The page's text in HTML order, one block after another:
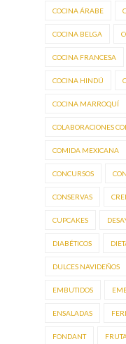
COCINA ÁRABE
COCINA BELGA
COCINA FRANCESA
COCINA HINDÚ
COCINA MARROQUÍ
COLABORACIONES
COMIDA MEXICANA
CONCURSOS
CONSERVAS
CUPCAKES
DIABÉTICOS
DULCES NAVIDEÑOS
EMBUTIDOS
ENSALADAS
FONDANT